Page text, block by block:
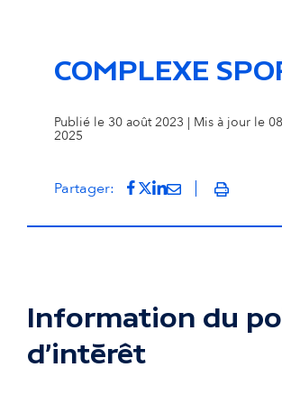
COMPLEXE
Publié le 30 août 2023 | Mis à jour le
2025
Partager: Partager sur
(s'ouvre dans un
Partager sur Twitter
(s'ouvre dans un
Partager sur
(s'ouvre dans
Partager par
(s'ouvre dans
Imprimer
Information du
d'intérêt